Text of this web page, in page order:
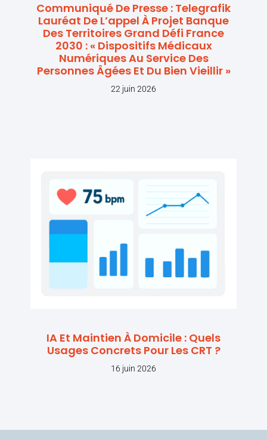
Communiqué De Presse : Telegrafik
Lauréat De L’appel À Projet Banque
Des Territoires Grand Défi France
2030 : « Dispositifs Médicaux
Numériques Au Service Des
Personnes Âgées Et Du Bien Vieillir »
22 juin 2026
IA Et Maintien À Domicile : Quels
Usages Concrets Pour Les CRT ?
16 juin 2026